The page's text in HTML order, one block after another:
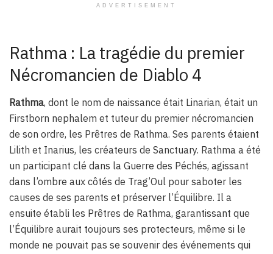
ADVERTISEMENT
Rathma : La tragédie du premier
Nécromancien de Diablo 4
Rathma, dont le nom de naissance était Linarian, était un
Firstborn nephalem et tuteur du premier nécromancien
de son ordre, les Prêtres de Rathma. Ses parents étaient
Lilith et Inarius, les créateurs de Sanctuary. Rathma a été
un participant clé dans la Guerre des Péchés, agissant
dans l’ombre aux côtés de Trag’Oul pour saboter les
causes de ses parents et préserver l’Équilibre. Il a
ensuite établi les Prêtres de Rathma, garantissant que
l’Équilibre aurait toujours ses protecteurs, même si le
monde ne pouvait pas se souvenir des événements qui